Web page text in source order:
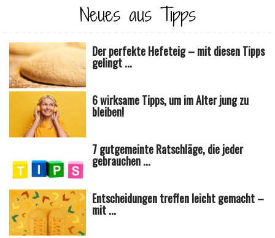
Neues aus Tipps
Der perfekte Hefeteig – mit diesen Tipps
gelingt ...
6 wirksame Tipps, um im Alter jung zu
bleiben!
7 gutgemeinte Ratschläge, die jeder
gebrauchen ...
Entscheidungen treffen leicht gemacht –
mit ...